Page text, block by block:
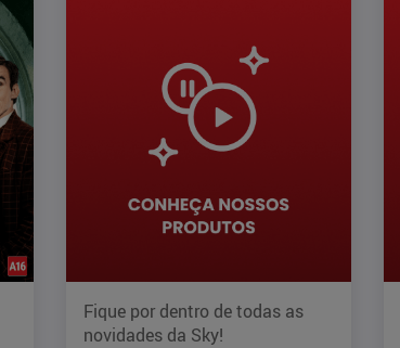
Fique por dentro de todas as
novidades da Sky!